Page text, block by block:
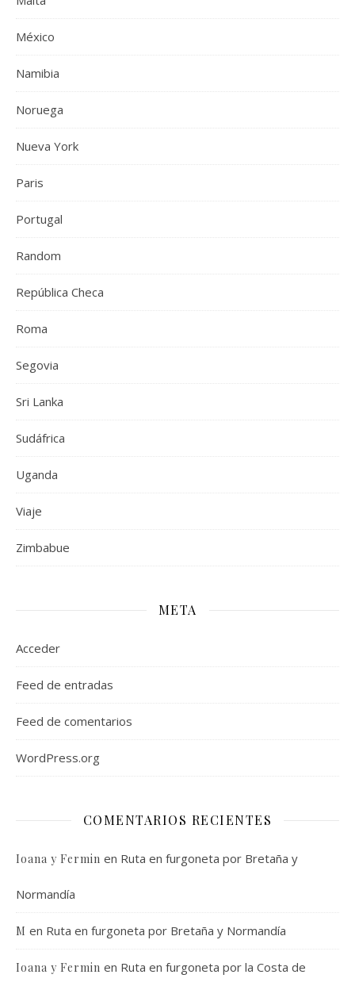
México
Namibia
Noruega
Nueva York
Paris
Portugal
Random
República Checa
Roma
Segovia
Sri Lanka
Sudáfrica
Uganda
Viaje
Zimbabue
META
Acceder
Feed de entradas
Feed de comentarios
WordPress.org
COMENTARIOS RECIENTES
Ioana y Fermin en Ruta en furgoneta por Bretaña y
Normandía
M en Ruta en furgoneta por Bretaña y Normandía
Ioana y Fermin en Ruta en furgoneta por la Costa de